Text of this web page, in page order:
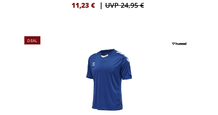
11,23 € | UVP 24,95 €
DEAL